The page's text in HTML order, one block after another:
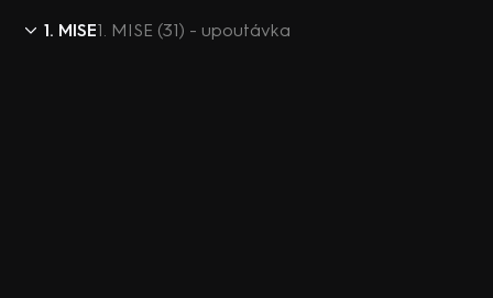
1. MISE1. MISE (31) - upoutávka